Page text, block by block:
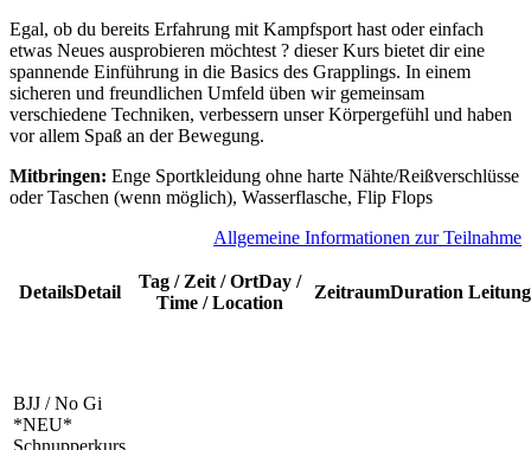
Egal, ob du bereits Erfahrung mit Kampfsport hast oder einfach
etwas Neues ausprobieren möchtest ? dieser Kurs bietet dir eine
spannende Einführung in die Basics des Grapplings. In einem
sicheren und freundlichen Umfeld üben wir gemeinsam
verschiedene Techniken, verbessern unser Körpergefühl und haben
vor allem Spaß an der Bewegung.
Mitbringen: Enge Sportkleidung ohne harte Nähte/Reißverschlüsse
oder Taschen (wenn möglich), Wasserflasche, Flip Flops
Allgemeine Informationen zur Teilnahme
DetailsDetail
Tag / Zeit / OrtDay /
Time / Location
ZeitraumDuration Leitung
BJJ / No Gi
*NEU*
Schnupperkurs